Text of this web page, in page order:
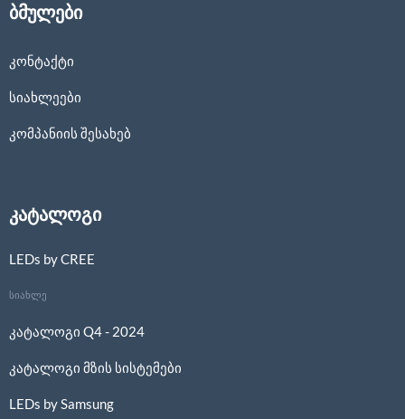
ბმულები
კონტაქტი
სიახლეები
კომპანიის შესახებ
კატალოგი
LEDs by CREE
სიახლე
კატალოგი Q4 - 2024
კატალოგი მზის სისტემები
LEDs by Samsung